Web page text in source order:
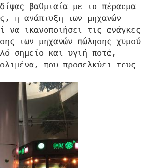
βαθμιαία με το πέρασμα
η ανάπτυξη των μηχανών
να ικανοποιήσει τις ανάγκες
των μηχανών πώλησης χυμού
σημείο και υγιή ποτά,
που προσελκύει τους